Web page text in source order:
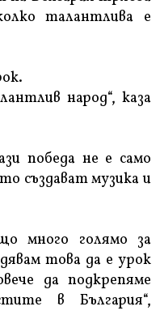
талантлива е
народ“, каза
победа не е само
създават музика и
много голямо за
това да е урок
да подкрепяме
в България“,